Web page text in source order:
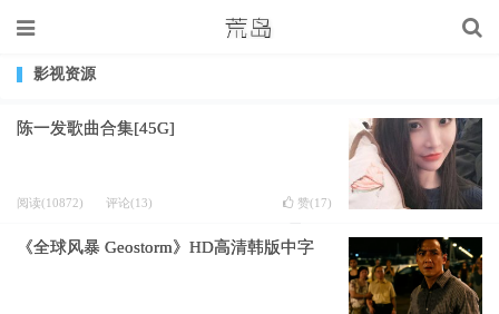
影视资源
陈一发歌曲合集[45G]
阅读(10872) 评论(13) 赞(17)
《全球风暴 Geostorm》HD高清韩版中字